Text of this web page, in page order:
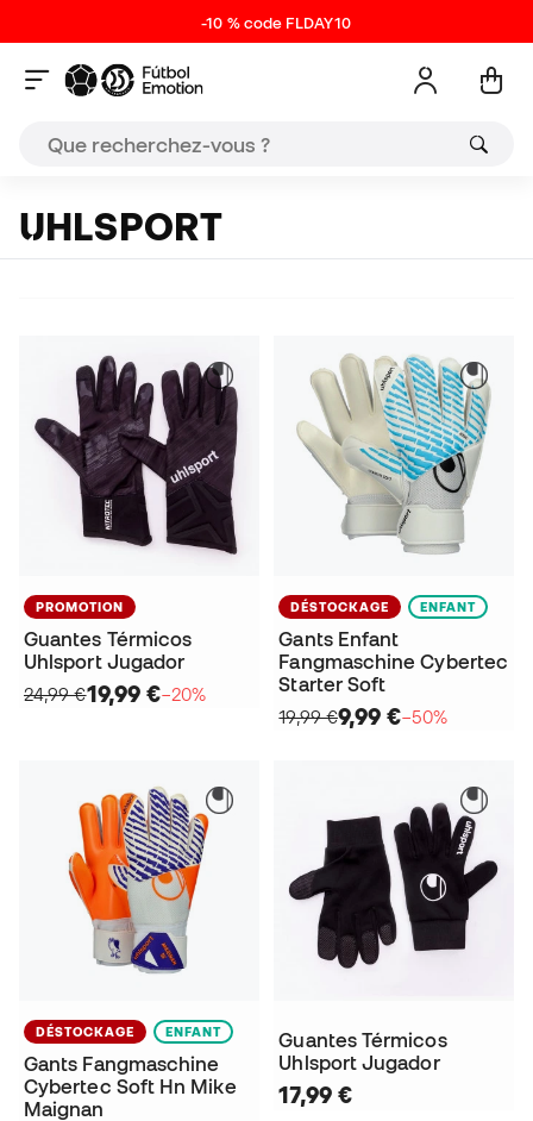
-10 % code FLDAY10
UHLSPORT
PROMOTION
Guantes Térmicos
Uhlsport Jugador
24,99 €19,99 €−20%
DÉSTOCKAGE ENFANT
Gants Enfant
Fangmaschine Cybertec
Starter Soft
19,99 €9,99 €−50%
DÉSTOCKAGE ENFANT
Gants Fangmaschine
Cybertec Soft Hn Mike
Maignan
Guantes Térmicos
Uhlsport Jugador
17,99 €